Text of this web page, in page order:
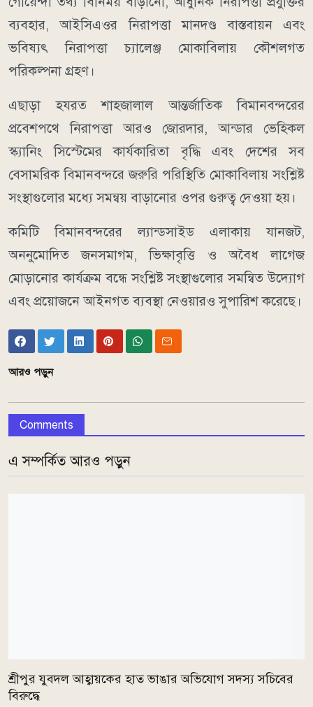
ব্যবহার, আইসিএওর নিরাপত্তা মানদণ্ড বাস্তবায়ন এবং
ভবিষ্যৎ নিরাপত্তা চ্যালেঞ্জ মোকাবিলায় কৌশলগত
পরিকল্পনা গ্রহণ।
এছাড়া হযরত শাহজালাল আন্তর্জাতিক বিমানবন্দরের
প্রবেশপথে নিরাপত্তা আরও জোরদার, আন্ডার ভেহিকল
স্ক্যানিং সিস্টেমের কার্যকারিতা বৃদ্ধি এবং দেশের সব
বেসামরিক বিমানবন্দরে জরুরি পরিস্থিতি মোকাবিলায় সংশ্লিষ্ট
সংস্থাগুলোর মধ্যে সমন্বয় বাড়ানোর ওপর গুরুত্ব দেওয়া হয়।
কমিটি বিমানবন্দরের ল্যান্ডসাইড এলাকায় যানজট,
অননুমোদিত জনসমাগম, ভিক্ষাবৃত্তি ও অবৈধ লাগেজ
মোড়ানোর কার্যক্রম বন্ধে সংশ্লিষ্ট সংস্থাগুলোর সমন্বিত উদ্যোগ
এবং প্রয়োজনে আইনগত ব্যবস্থা নেওয়ারও সুপারিশ করেছে।
আরও পড়ুন
Comments
এ সম্পর্কিত আরও পড়ুন
শ্রীপুর যুবদল আহ্বায়কের হাত ভাঙার অভিযোগ সদস্য সচিবের
বিরুদ্ধে